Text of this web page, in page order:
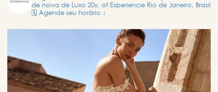
de noiva de Luxo 20y. of Experiencie Rio de Janeiro, Brasil
🗓️ Agende seu horário ↓